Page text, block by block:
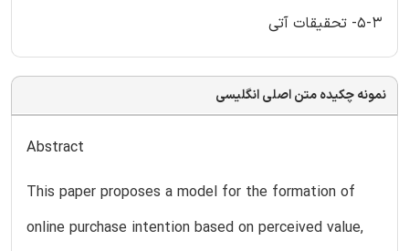
5-3- تحقیقات آتی
نمونه چکیده متن اصلی انگلیسی
Abstract
This paper proposes a model for the formation of
online purchase intention based on perceived value,